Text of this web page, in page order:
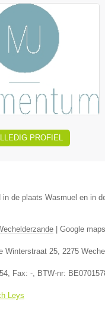
PROFIEL
in de plaats Wasmuel en in
| Google maps
Winterstraat 25 2275
, Fax: - , BTW-nr:
Leys